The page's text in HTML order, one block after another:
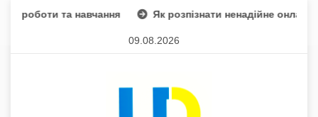
Як розпізнати ненадійне онлайн казино –
09.08.2026